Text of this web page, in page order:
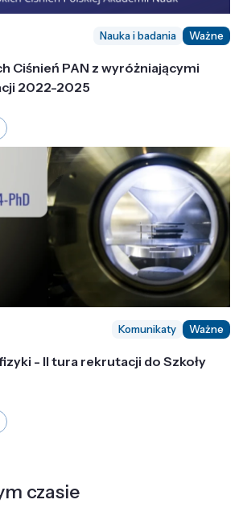
Nauka i badania Ważne
Ciśnień PAN z wyróżniającymi
2022-2025
Komunikaty Ważne
- II tura rekrutacji do Szkoły
czasie